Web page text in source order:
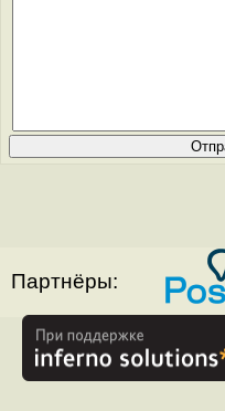
Партнёры: